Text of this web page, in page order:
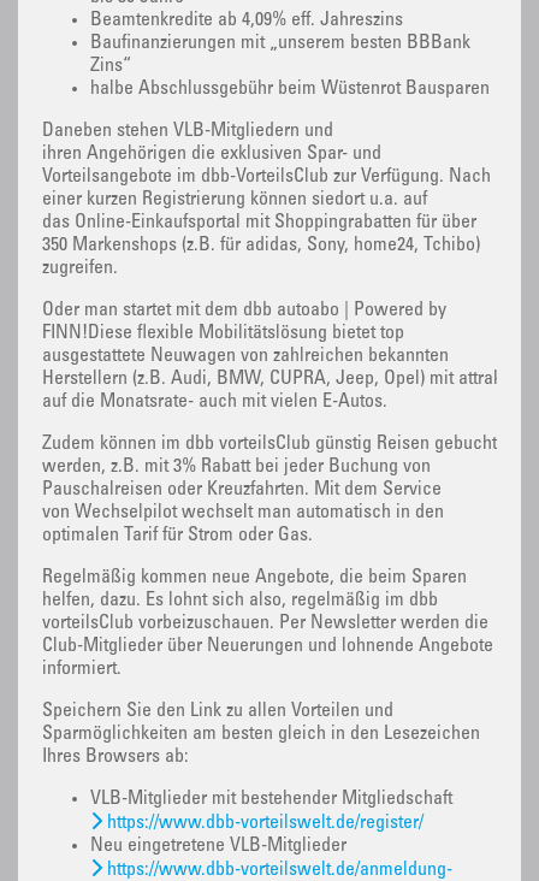
Beamtenkredite ab 4,09% eff. Jahreszins
Baufinanzierungen mit „unserem besten BBBank
Zins“
halbe Abschlussgebühr beim Wüstenrot Bausparen
Daneben stehen VLB-Mitgliedern und
ihren Angehörigen die exklusiven Spar- und
Vorteilsangebote im dbb-VorteilsClub zur Verfügung. Nach
einer kurzen Registrierung können siedort u.a. auf
das Online-Einkaufsportal mit Shoppingrabatten für über
350 Markenshops (z.B. für adidas, Sony, home24, Tchibo)
zugreifen.
Oder man startet mit dem dbb autoabo | Powered by
FINN!Diese flexible Mobilitätslösung bietet top
ausgestattete Neuwagen von zahlreichen bekannten
Herstellern (z.B. Audi, BMW, CUPRA, Jeep, Opel) mit
auf die Monatsrate- auch mit vielen E-Autos.
Zudem können im dbb vorteilsClub günstig Reisen gebucht
werden, z.B. mit 3% Rabatt bei jeder Buchung von
Pauschalreisen oder Kreuzfahrten. Mit dem Service
von Wechselpilot wechselt man automatisch in den
optimalen Tarif für Strom oder Gas.
Regelmäßig kommen neue Angebote, die beim Sparen
helfen, dazu. Es lohnt sich also, regelmäßig im dbb
vorteilsClub vorbeizuschauen. Per Newsletter werden die
Club-Mitglieder über Neuerungen und lohnende Angebote
informiert.
Speichern Sie den Link zu allen Vorteilen und
Sparmöglichkeiten am besten gleich in den Lesezeichen
Ihres Browsers ab:
VLB-Mitglieder mit bestehender Mitgliedschaft
https://www.dbb-vorteilswelt.de/register/
Neu eingetretene VLB-Mitglieder
https://www.dbb-vorteilswelt.de/anmeldung-